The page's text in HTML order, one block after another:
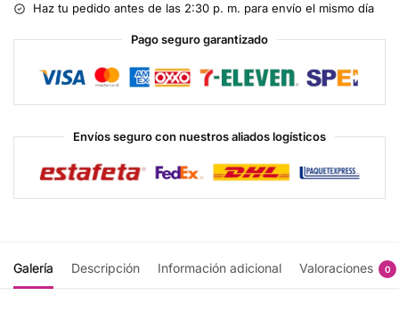
Haz tu pedido antes de las 2:30 p. m. para envío el mismo día
Pago seguro garantizado
Envíos seguro con nuestros aliados logísticos
Galería Descripción Información adicional Valoraciones 0